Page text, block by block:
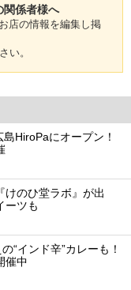
関係者様へ
店の情報を編集し掲
い。
HiroPaにオープン！
けのひ堂ラボ』が出
ーツも
“インド辛”カレーも！
催中